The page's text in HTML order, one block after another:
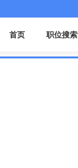
首页 职位搜索